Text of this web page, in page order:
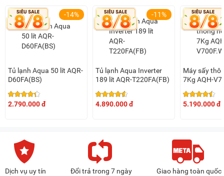
Giặt nhẹ
Giặt chăn mềm
Giặt ngâm
Vắt cực khô
Vệ sinh lồng giặt
Các tiện ích phụ đa dạng
Hẹn giờ giặt:
Tính năng này cực kỳ hữu ích cho các chị
em bận rộn, giúp họ có thể tùy chỉnh thời gian giặt theo
nhu cầu sử dụng, tránh để quần áo bị hôi do để trong lồng
-14%
Tủ lạnh Aqua 50 lít AQR-
D60FA(BS)
2.790.000 đ
-11%
Tủ lạnh Aqua Inverter
189 lít AQR-T220FA(FB)
4.890.000 đ
Máy sấy
7Kg AQH-
5.190.000 đ
Dịch vụ uy tín Đổi trả trong 7 ngày Giao hàng toàn quốc